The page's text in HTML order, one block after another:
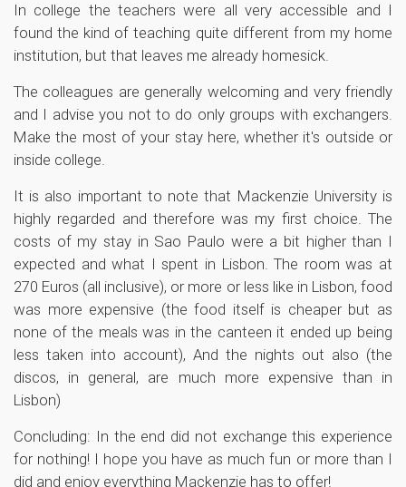
In college the teachers were all very accessible and I
found the kind of teaching quite different from my home
institution, but that leaves me already homesick.
The colleagues are generally welcoming and very friendly
and I advise you not to do only groups with exchangers.
Make the most of your stay here, whether it's outside or
inside college.
It is also important to note that Mackenzie University is
highly regarded and therefore was my first choice. The
costs of my stay in Sao Paulo were a bit higher than I
expected and what I spent in Lisbon. The room was at
270 Euros (all inclusive), or more or less like in Lisbon, food
was more expensive (the food itself is cheaper but as
none of the meals was in the canteen it ended up being
less taken into account), And the nights out also (the
discos, in general, are much more expensive than in
Lisbon)
Concluding: In the end did not exchange this experience
for nothing! I hope you have as much fun or more than I
did and enjoy everything Mackenzie has to offer!